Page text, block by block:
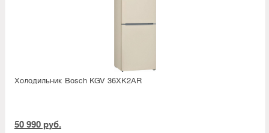
Холодильник Bosсh KGV 36XK2AR
50 990 руб.